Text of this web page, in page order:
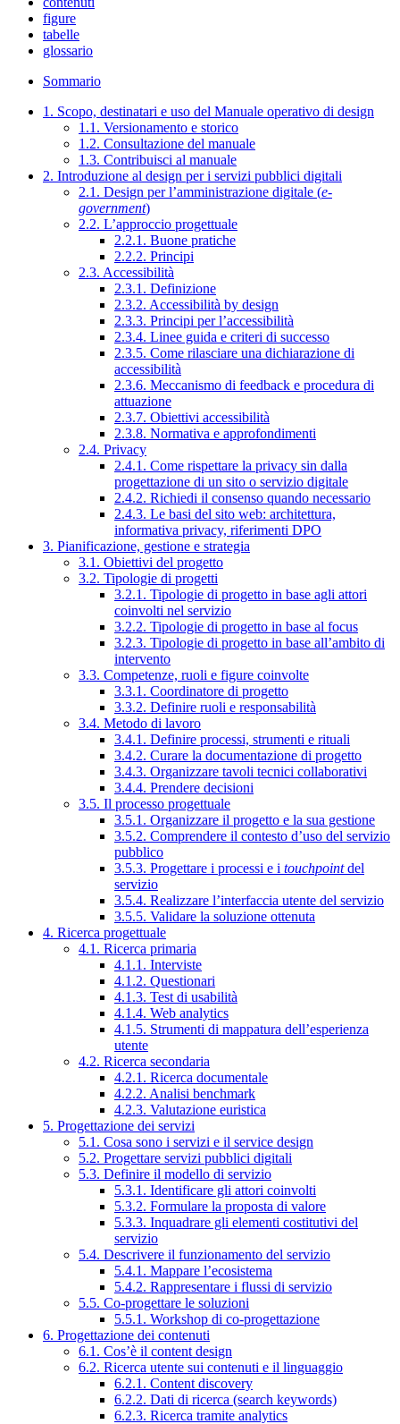
figure
tabelle
glossario
Sommario
1. Scopo, destinatari e uso del Manuale operativo di design
1.1. Versionamento e storico
1.2. Consultazione del manuale
1.3. Contribuisci al manuale
2. Introduzione al design per i servizi pubblici digitali
2.1. Design per l’amministrazione digitale (e-
government)
2.2. L’approccio progettuale
2.2.1. Buone pratiche
2.2.2. Principi
2.3. Accessibilità
2.3.1. Definizione
2.3.2. Accessibilità by design
2.3.3. Principi per l’accessibilità
2.3.4. Linee guida e criteri di successo
2.3.5. Come rilasciare una dichiarazione di
accessibilità
2.3.6. Meccanismo di feedback e procedura di
attuazione
2.3.7. Obiettivi accessibilità
2.3.8. Normativa e approfondimenti
2.4. Privacy
2.4.1. Come rispettare la privacy sin dalla
progettazione di un sito o servizio digitale
2.4.2. Richiedi il consenso quando necessario
2.4.3. Le basi del sito web: architettura,
informativa privacy, riferimenti DPO
3. Pianificazione, gestione e strategia
3.1. Obiettivi del progetto
3.2. Tipologie di progetti
3.2.1. Tipologie di progetto in base agli attori
coinvolti nel servizio
3.2.2. Tipologie di progetto in base al focus
3.2.3. Tipologie di progetto in base all’ambito di
intervento
3.3. Competenze, ruoli e figure coinvolte
3.3.1. Coordinatore di progetto
3.3.2. Definire ruoli e responsabilità
3.4. Metodo di lavoro
3.4.1. Definire processi, strumenti e rituali
3.4.2. Curare la documentazione di progetto
3.4.3. Organizzare tavoli tecnici collaborativi
3.4.4. Prendere decisioni
3.5. Il processo progettuale
3.5.1. Organizzare il progetto e la sua gestione
3.5.2. Comprendere il contesto d’uso del servizio
pubblico
3.5.3. Progettare i processi e i touchpointdel
servizio
3.5.4. Realizzare l’interfaccia utente del servizio
3.5.5. Validare la soluzione ottenuta
4. Ricerca progettuale
4.1. Ricerca primaria
4.1.1. Interviste
4.1.2. Questionari
4.1.3. Test di usabilità
4.1.4. Web analytics
4.1.5. Strumenti di mappatura dell’esperienza
utente
4.2. Ricerca secondaria
4.2.1. Ricerca documentale
4.2.2. Analisi benchmark
4.2.3. Valutazione euristica
5. Progettazione dei servizi
5.1. Cosa sono i servizi e il service design
5.2. Progettare servizi pubblici digitali
5.3. Definire il modello di servizio
5.3.1. Identificare gli attori coinvolti
5.3.2. Formulare la proposta di valore
5.3.3. Inquadrare gli elementi costitutivi del
servizio
5.4. Descrivere il funzionamento del servizio
5.4.1. Mappare l’ecosistema
5.4.2. Rappresentare i flussi di servizio
5.5. Co-progettare le soluzioni
5.5.1. Workshop di co-progettazione
6. Progettazione dei contenuti
6.1. Cos’è il content design
6.2. Ricerca utente sui contenuti e il linguaggio
6.2.1. Content discovery
6.2.2. Dati di ricerca (search keywords)
6.2.3. Ricerca tramite analytics